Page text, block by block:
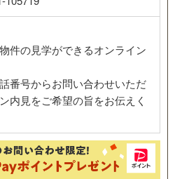
件の見学ができるオンライン
番号からお問い合わせいただ
内見をご希望の旨をお伝えく